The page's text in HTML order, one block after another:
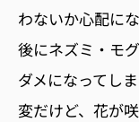
わないか心配に
後にネズミ・モ
ダメになってし
変だけど、花が